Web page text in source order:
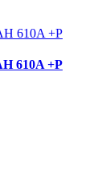
610A +P